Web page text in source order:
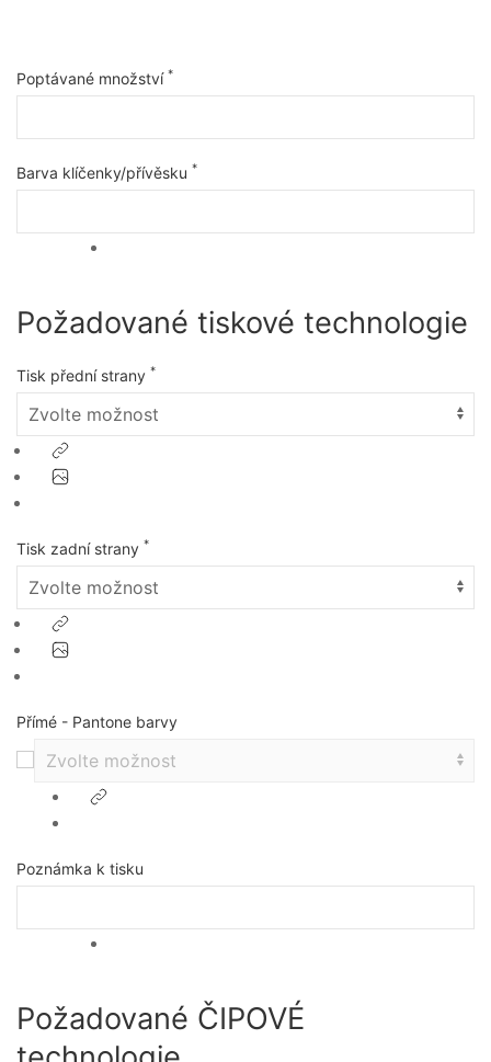
Poptávané množství *
Barva klíčenky/přívěsku *
Požadované tiskové technologie
Tisk přední strany *
Tisk zadní strany *
Přímé - Pantone barvy
Poznámka k tisku
Požadované ČIPOVÉ